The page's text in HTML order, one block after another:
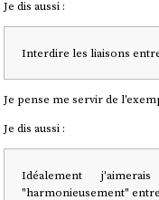
Je dis aussi :
Interdire les liaisons
Je pense me servir de
Je dis aussi :
Idéalement
"harmonieusement"